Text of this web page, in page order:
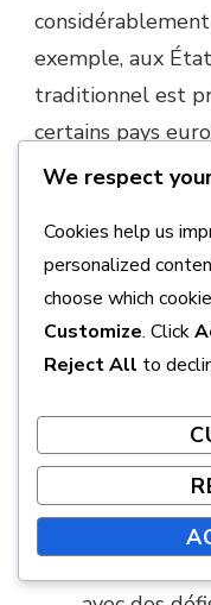
considérablement
exemple, aux
traditionnel est
certains pays
système basé
États-Unis :
de coups
systèmes
joueurs
avoir
We respect
Cookies help us
personalized
choose which
Customize. Click
Reject All to